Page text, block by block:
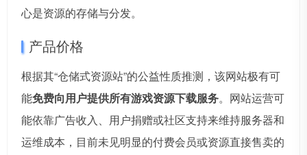
心是资源的存储与分发。
产品价格
根据其“仓储式资源站”的公益性质推测，该网站极有可
能免费向用户提供所有游戏资源下载服务。网站运营可
能依靠广告收入、用户捐赠或社区支持来维持服务器和
运维成本，目前未见明显的付费会员或资源直接售卖的